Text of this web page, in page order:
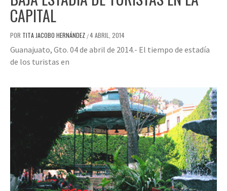
CAPITAL
POR TITA JACOBO HERNÁNDEZ /4 ABRIL, 2014
Guanajuato, Gto. 04 de abril de 2014.- El tiempo de estadía
de los turistas en